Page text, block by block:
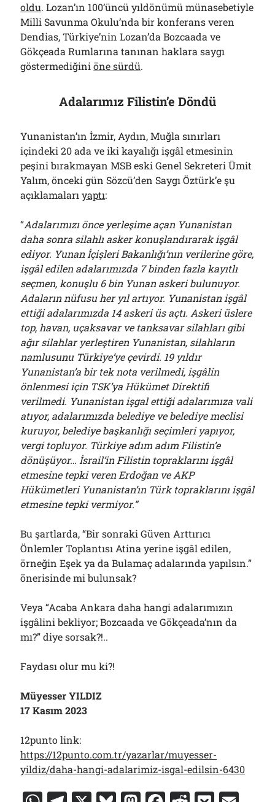
oldu. Lozan’ın 100’üncü yıldönümü münasebetiyle
Milli Savunma Okulu’nda bir konferans veren
Dendias, Türkiye’nin Lozan’da Bozcaada ve
Gökçeada Rumlarına tanınan haklara saygı
göstermediğiniöne sürdü.
Adalarımız Filistin’e Döndü
Yunanistan’ın İzmir, Aydın, Muğla sınırları
içindeki 20 ada ve iki kayalığı işgâl etmesinin
peşini bırakmayan MSB eski Genel Sekreteri Ümit
Yalım, önceki gün Sözcü’den Saygı Öztürk’e şu
açıklamalarıyaptı:
“Adalarımızı önce yerleşime açan Yunanistan
daha sonra silahlı asker konuşlandırarak işgâl
ediyor. Yunan İçişleri Bakanlığı’nın verilerine göre,
işgâl edilen adalarımızda 7 binden fazla kayıtlı
seçmen, konuşlu 6 bin Yunan askeri bulunuyor.
Adaların nüfusu her yıl artıyor. Yunanistan işgâl
ettiği adalarımızda 14 askeri üs açtı. Askeri üslere
top, havan, uçaksavar ve tanksavar silahları gibi
ağır silahlar yerleştiren Yunanistan, silahların
namlusunu Türkiye’ye çevirdi. 19 yıldır
Yunanistan’a bir tek nota verilmedi, işgâlin
önlenmesi için TSK’ya Hükümet Direktifi
verilmedi. Yunanistan işgal ettiği adalarımıza vali
atıyor, adalarımızda belediye ve belediye meclisi
kuruyor, belediye başkanlığı seçimleri yapıyor,
vergi topluyor. Türkiye adım adım Filistin’e
dönüşüyor… İsrail’in Filistin topraklarını işgâl
etmesine tepki veren Erdoğan ve AKP
Hükümetleri Yunanistan’ın Türk topraklarını işgâl
etmesine tepki vermiyor.”
Bu şartlarda, “Bir sonraki Güven Arttırıcı
Önlemler Toplantısı Atina yerine işgâl edilen,
örneğin Eşek ya da Bulamaç adalarında yapılsın.”
önerisinde mi bulunsak?
Veya “Acaba Ankara daha hangi adalarımızın
işgâlini bekliyor; Bozcaada ve Gökçeada’nın da
mı?” diye sorsak?!..
Faydası olur mu ki?!
Müyesser YILDIZ
17 Kasım 2023
12punto link:
https://12punto.com.tr/yazarlar/muyesser-
yildiz/daha-hangi-adalarimiz-isgal-edilsin-6430